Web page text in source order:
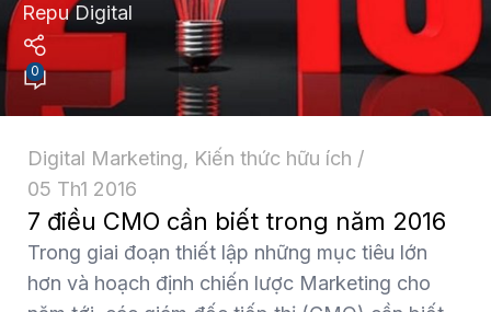
Repu Digital
0
Digital Marketing, Kiến thức hữu ích
05 Th1 2016
7 điều CMO cần biết trong năm 2016
Trong giai đoạn thiết lập những mục tiêu lớn
hơn và hoạch định chiến lược Marketing cho